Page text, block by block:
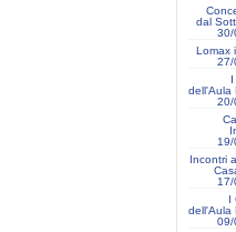
dal
30/
Lomax
27/
dell'Aula
20/
Incontri
I
dell'Aula
09/